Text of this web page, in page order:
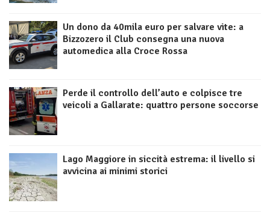
Un dono da 40mila euro per salvare vite: a
Bizzozero il Club consegna una nuova
automedica alla Croce Rossa
Perde il controllo dell’auto e colpisce tre
veicoli a Gallarate: quattro persone soccorse
Lago Maggiore in siccità estrema: il livello si
avvicina ai minimi storici